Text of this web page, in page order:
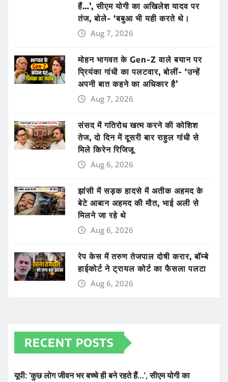
हैं…’, सीएम योगी का अखिलेश यादव पर
तंज, बोले- ‘बबुआ भी यही करते थे।
Aug 7, 2026
मोहन भागवत के Gen-Z वाले बयान पर
प्रियंका गांधी का पलटवार, बोलीं- ‘उन्हें
अपनी बात कहने का अधिकार है’
Aug 7, 2026
संसद में गतिरोध खत्म करने की कोशिश
तेज, दो दिन में दूसरी बार राहुल गांधी से
मिले किरेन रिजिजू
Aug 6, 2026
झांसी में सड़क हादसे में अतीक अहमद के
बेटे आबान अहमद की मौत, भाई अली से
मिलने जा रहे थे
Aug 6, 2026
रेप केस में तरुण तेजपाल दोषी करार, बॉम्बे
हाईकोर्ट ने ट्रायल कोर्ट का फैसला पलटा
Aug 6, 2026
RECENT POSTS
यूपी: ‘कुछ लोग जीवन भर बच्चे ही बने रहते हैं…’, सीएम योगी का